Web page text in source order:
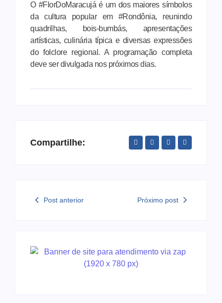
O #FlorDoMaracujá é um dos maiores símbolos
da cultura popular em #Rondônia, reunindo
quadrilhas, bois-bumbás, apresentações
artísticas, culinária típica e diversas expressões
do folclore regional. A programação completa
deve ser divulgada nos próximos dias.
Compartilhe:
Post anterior Próximo post